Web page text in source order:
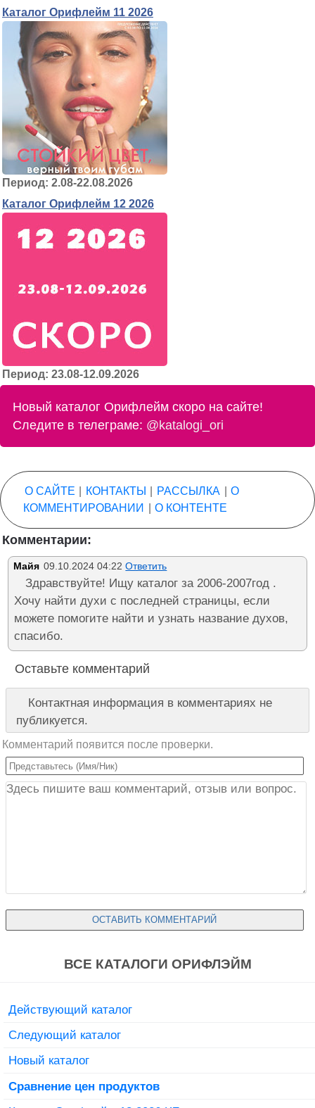
Каталог Орифлейм 11 2026
Период: 2.08-22.08.2026
Каталог Орифлейм 12 2026
Период: 23.08-12.09.2026
Новый каталог Орифлейм скоро на сайте!
Следите в телеграме: @katalogi_ori
О САЙТЕ КОНТАКТЫ РАССЫЛКА
О
КОММЕНТИРОВАНИИ
О КОНТЕНТЕ
Комментарии:
Майя 09.10.2024 04:22 Ответить
Здравствуйте! Ищу каталог за 2006-2007год .
Хочу найти духи с последней страницы, если
можете помогите найти и узнать название духов,
спасибо.
Оставьте комментарий
Контактная информация в комментариях не
публикуется.
Комментарий появится после проверки.
ВСЕ КАТАЛОГИ ОРИФЛЭЙМ
Действующий каталог
Следующий каталог
Новый каталог
Сравнение цен продуктов